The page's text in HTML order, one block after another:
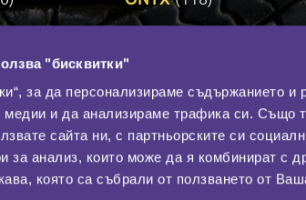
"бисквитки"
за да персонализираме съдържанието и
и да анализираме трафика си. Също
сайта ни, с партньорските си
за анализ, които може да я комбинират с
която са събрали от ползването от
Контакти
За нас